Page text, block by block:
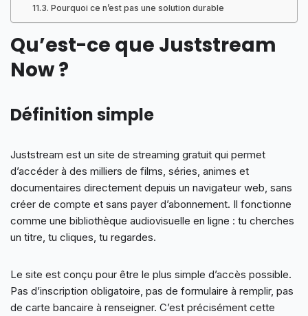
Pourquoi ce n’est pas une solution durable
Qu’est-ce que Juststream
Now ?
Définition simple
Juststream est un site de streaming gratuit qui permet
d’accéder à des milliers de films, séries, animes et
documentaires directement depuis un navigateur web, sans
créer de compte et sans payer d’abonnement. Il fonctionne
comme une bibliothèque audiovisuelle en ligne : tu cherches
un titre, tu cliques, tu regardes.
Le site est conçu pour être le plus simple d’accès possible.
Pas d’inscription obligatoire, pas de formulaire à remplir, pas
de carte bancaire à renseigner. C’est précisément cette